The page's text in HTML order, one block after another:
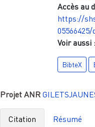
Accès au
https://
Voir aussi :
BibteX
Projet ANR
Citation Résumé